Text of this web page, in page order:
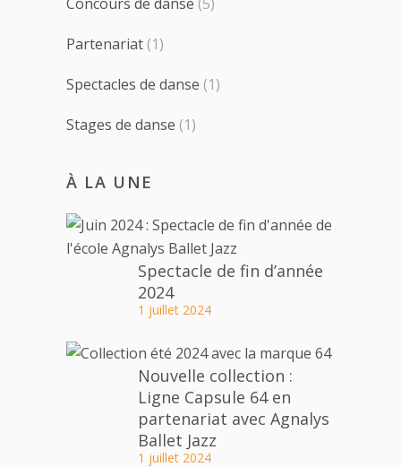
Partenariat (1)
Spectacles de danse (1)
Stages de danse (1)
À LA UNE
Spectacle de fin d’année
2024
1 juillet 2024
Nouvelle collection :
Ligne Capsule 64 en
partenariat avec Agnalys
Ballet Jazz
1 juillet 2024